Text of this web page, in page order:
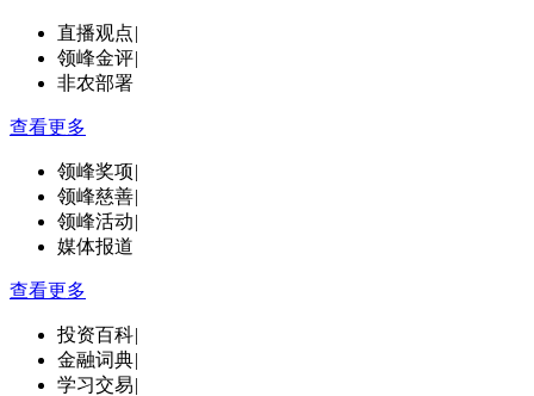
直播观点|
领峰金评|
非农部署
查看更多
领峰奖项|
领峰慈善|
领峰活动|
媒体报道
查看更多
投资百科|
金融词典|
学习交易|